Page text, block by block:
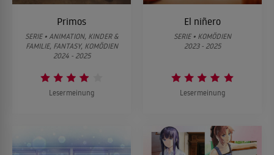
Primos
SERIE • ANIMATION, KINDER &
FAMILIE, FANTASY, KOMÖDIEN
2024 - 2025
Lesermeinung
El niñero
SERIE • KOMÖDIEN
2023 - 2025
Lesermeinung